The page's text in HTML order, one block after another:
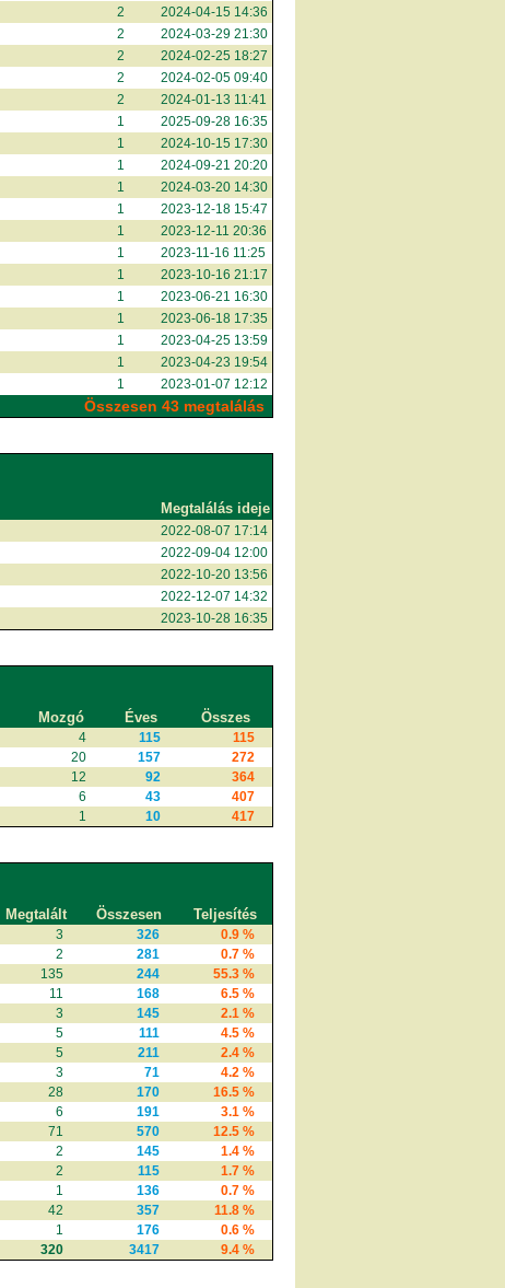
2
2024-04-15 14:36
2
2024-03-29 21:30
2
2024-02-25 18:27
2
2024-02-05 09:40
2
2024-01-13 11:41
1
2025-09-28 16:35
1
2024-10-15 17:30
1
2024-09-21 20:20
1
2024-03-20 14:30
1
2023-12-18 15:47
1
2023-12-11 20:36
1
2023-11-16 11:25
1
2023-10-16 21:17
1
2023-06-21 16:30
1
2023-06-18 17:35
1
2023-04-25 13:59
1
2023-04-23 19:54
1 2023-01-07 12:12
Összesen 43 megtalálás
Megtalálás ideje
2022-08-07 17:14
2022-09-04 12:00
2022-10-20 13:56
2022-12-07 14:32
2023-10-28 16:35
Mozgó Éves Összes
4 115
115
20 157
272
12 92
364
6 43
407
1 10 417
Megtalált Összesen Teljesítés
3 326
0.9 %
2 281
0.7 %
135 244
55.3 %
11 168
6.5 %
3 145
2.1 %
5 111
4.5 %
5 211
2.4 %
3 71
4.2 %
28 170
16.5 %
6 191
3.1 %
71 570
12.5 %
2 145
1.4 %
2 115
1.7 %
1 136
0.7 %
42 357
11.8 %
1 176
0.6 %
320 3417 9.4 %